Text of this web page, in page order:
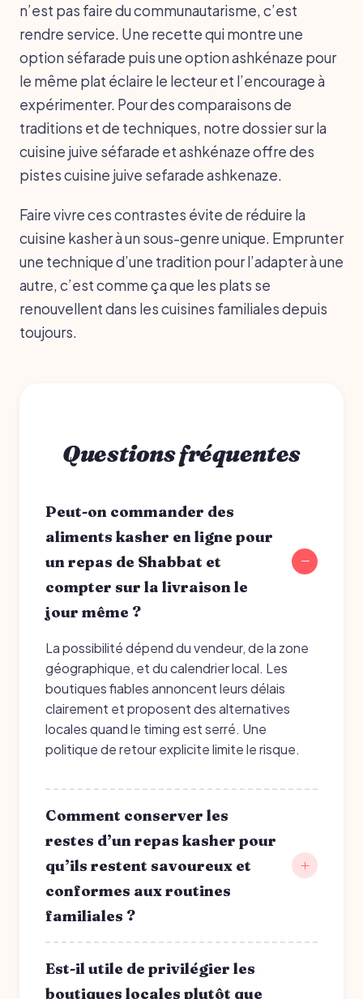
n’est pas faire du communautarisme, c’est
rendre service. Une recette qui montre une
option séfarade puis une option ashkénaze pour
le même plat éclaire le lecteur et l’encourage à
expérimenter. Pour des comparaisons de
traditions et de techniques, notre dossier sur la
cuisine juive séfarade et ashkénaze offre des
pistes cuisine juive sefarade ashkenaze.
Faire vivre ces contrastes évite de réduire la
cuisine kasher à un sous-genre unique. Emprunter
une technique d’une tradition pour l’adapter à une
autre, c’est comme ça que les plats se
renouvellent dans les cuisines familiales depuis
toujours.
Questions fréquentes
Peut-on commander des
aliments kasher en ligne pour
un repas de Shabbat et
compter sur la livraison le
jour même ?
La possibilité dépend du vendeur, de la zone
géographique, et du calendrier local. Les
boutiques fiables annoncent leurs délais
clairement et proposent des alternatives
locales quand le timing est serré. Une
politique de retour explicite limite le risque.
Comment conserver les
restes d’un repas kasher pour
qu’ils restent savoureux et
conformes aux routines
familiales ?
Est-il utile de privilégier les
boutiques locales plutôt que